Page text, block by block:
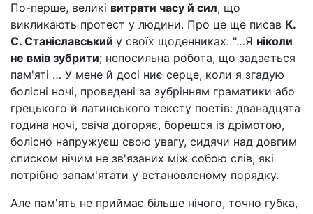
По-перше, великі витрати часу й сил, що
викликають протест у людини. Про це ще писав К.
С. Станіславський у своїх щоденниках: "…Я ніколи
не вмів зубрити; непосильна робота, що задається
пам'яті … У мене й досі ниє серце, коли я згадую
болісні ночі, проведені за зубрінням граматики або
грецького й латинського тексту поетів: дванадцята
година ночі, свіча догоряє, борешся із дрімотою,
болісно напружуєш свою увагу, сидячи над довгим
списком нічим не зв'язаних між собою слів, які
потрібно запам'ятати у встановленому порядку.
Але пам'ять не приймає більше нічого, точно губка,